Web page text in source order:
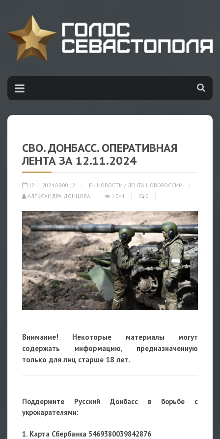
СВО. ДОНБАСС. ОПЕРАТИВНАЯ
ЛЕНТА ЗА 12.11.2024
12.11.2024 09:00:12 НОВОСТИ / ЛЕНТА НОВОРОССИИ
АЛЕКСАНДРА ДОНЦОВА
1 041 0
Внимание! Некоторые материалы могут
содержать информацию, предназначенную
только для лиц старше 18 лет.
Поддержите Русский Донбасс в борьбе с
укрокарателями:
1. Карта Сбербанка 5469380039842876